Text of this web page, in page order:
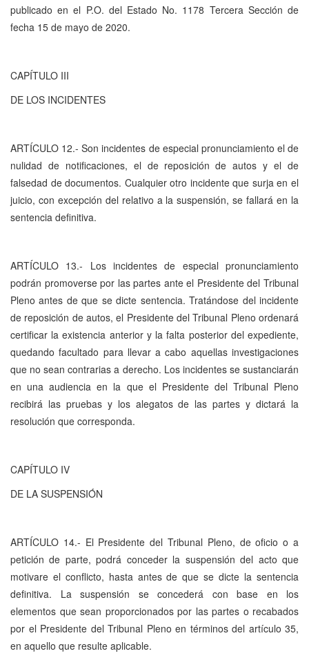
publicado en el P.O. del Estado No. 1178 Tercera Sección de
fecha 15 de mayo de 2020.
CAPÍTULO III
DE LOS INCIDENTES
ARTÍCULO 12.- Son incidentes de especial pronunciamiento el de
nulidad de notificaciones, el de reposición de autos y el de
falsedad de documentos. Cualquier otro incidente que surja en el
juicio, con excepción del relativo a la suspensión, se fallará en la
sentencia definitiva.
ARTÍCULO 13.- Los incidentes de especial pronunciamiento
podrán promoverse por las partes ante el Presidente del Tribunal
Pleno antes de que se dicte sentencia. Tratándose del incidente
de reposición de autos, el Presidente del Tribunal Pleno ordenará
certificar la existencia anterior y la falta posterior del expediente,
quedando facultado para llevar a cabo aquellas investigaciones
que no sean contrarias a derecho. Los incidentes se sustanciarán
en una audiencia en la que el Presidente del Tribunal Pleno
recibirá las pruebas y los alegatos de las partes y dictará la
resolución que corresponda.
CAPÍTULO IV
DE LA SUSPENSIÓN
ARTÍCULO 14.- El Presidente del Tribunal Pleno, de oficio o a
petición de parte, podrá conceder la suspensión del acto que
motivare el conflicto, hasta antes de que se dicte la sentencia
definitiva. La suspensión se concederá con base en los
elementos que sean proporcionados por las partes o recabados
por el Presidente del Tribunal Pleno en términos del artículo 35,
en aquello que resulte aplicable.